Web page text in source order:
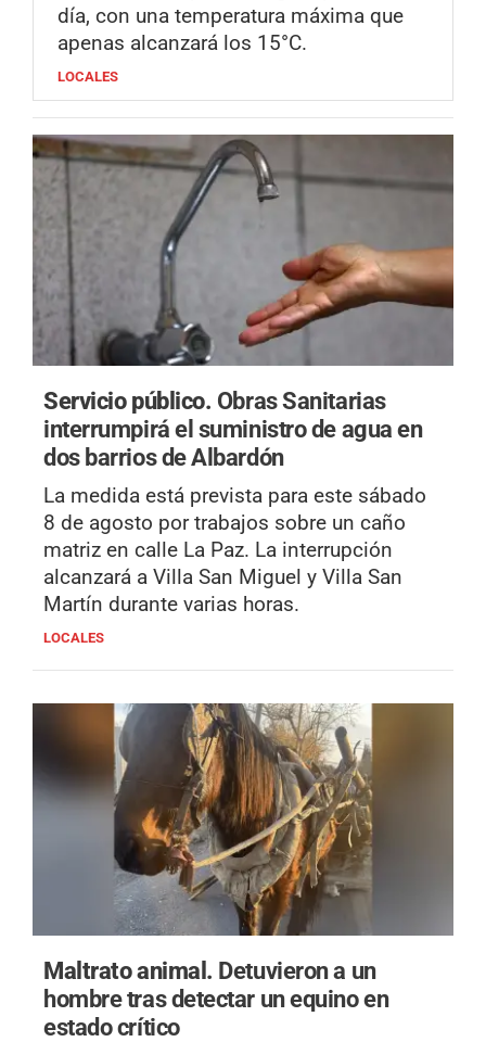
día, con una temperatura máxima que
apenas alcanzará los 15°C.
LOCALES
Servicio público. Obras Sanitarias
interrumpirá el suministro de agua en
dos barrios de Albardón
La medida está prevista para este sábado
8 de agosto por trabajos sobre un caño
matriz en calle La Paz. La interrupción
alcanzará a Villa San Miguel y Villa San
Martín durante varias horas.
LOCALES
Maltrato animal. Detuvieron a un
hombre tras detectar un equino en
estado crítico